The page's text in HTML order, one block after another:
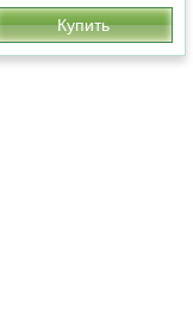
Купить